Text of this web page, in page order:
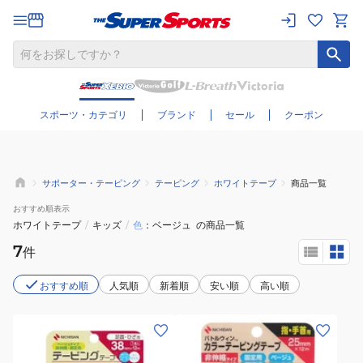
スポーツ・カテゴリ ブランド セール クーポン
さらに絞り込む
サポーター・テーピング テーピング ホワイトテープ 商品一覧
おすすめ順表示
ホワイトテープ / キッズ / 色 ベージュ の商品一覧
7件
おすすめ順 人気順 新着順 安い順 高い順